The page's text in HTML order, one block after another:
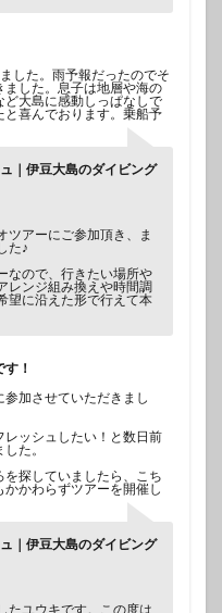
した。雨予報だったのでそ
した。息子は地層や海の
大島に感動しっぱなしで
と喜んでおります。乗船予
｜伊豆大島のダイビング
ツアーにご参加頂き、ま
た♪
なので、行きたい場所や
レンジ組み換えや時間調
望に沿えた形で行えて本
！
加させていただきまし
ッシュしたい！と数日前
た。
探していましたら、こち
かわらずツアーを開催し
｜伊豆大島のダイビング
たユウキです。この度は